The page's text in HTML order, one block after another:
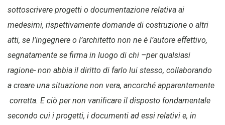
sottoscrivere progetti o documentazione relativa ai
medesimi, rispettivamente domande di costruzione o altri
atti, se l’ingegnere o l’architetto non ne è l’autore effettivo,
segnatamente se firma in luogo di chi –per qualsiasi
ragione- non abbia il diritto di farlo lui stesso, collaborando
a creare una situazione non vera, ancorché apparentemente
corretta. E ciò per non vanificare il disposto fondamentale
secondo cui i progetti, i documenti ad essi relativi e, in